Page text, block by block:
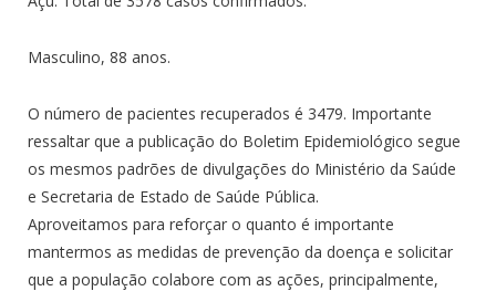
Masculino, 88 anos.
O número de pacientes recuperados é 3479. Importante
ressaltar que a publicação do Boletim Epidemiológico segue
os mesmos padrões de divulgações do Ministério da Saúde
e Secretaria de Estado de Saúde Pública.
Aproveitamos para reforçar o quanto é importante
mantermos as medidas de prevenção da doença e solicitar
que a população colabore com as ações, principalmente,